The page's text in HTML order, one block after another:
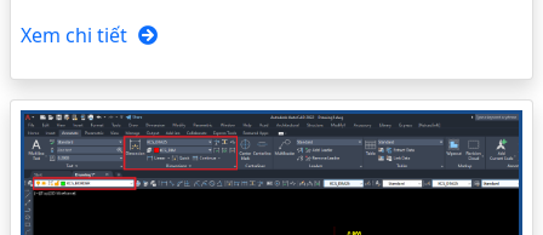
Xem chi tiết